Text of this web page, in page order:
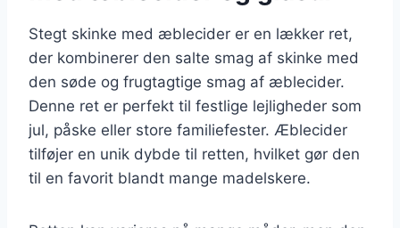
Stegt skinke med æblecider er en lækker ret,
der kombinerer den salte smag af skinke med
den søde og frugtagtige smag af æblecider.
Denne ret er perfekt til festlige lejligheder som
jul, påske eller store familiefester. Æblecider
tilføjer en unik dybde til retten, hvilket gør den
til en favorit blandt mange madelskere.